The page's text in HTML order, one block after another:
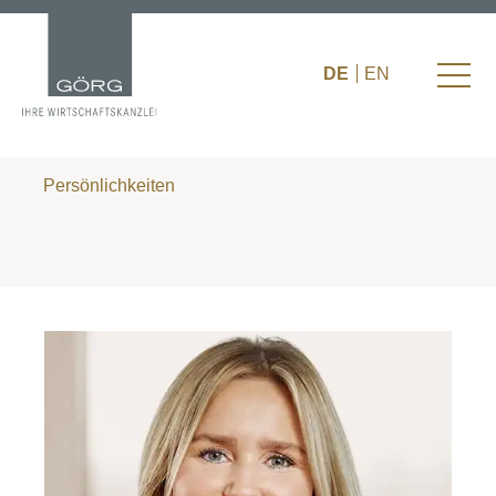
DE EN
Persönlichkeiten